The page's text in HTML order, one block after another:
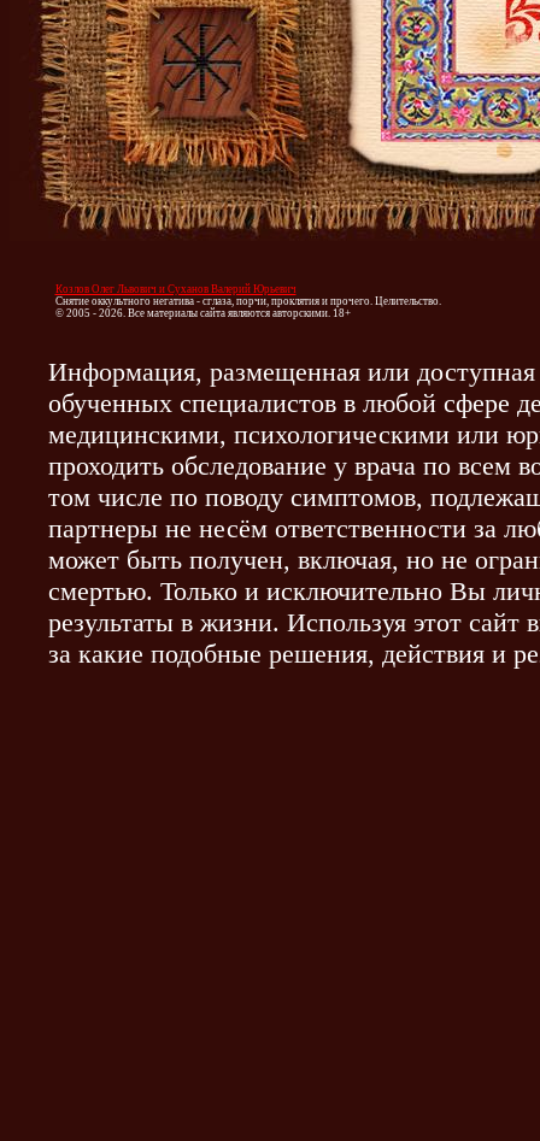
Козлов Олег Львович и Суханов Валерий Юрьевич
Снятие оккультного негатива - сглаза, порчи, проклятия и прочего. Целительство.
© 2005 - 2026. Все материалы сайта являются авторскими. 18+
Информация, размещенная или
обученных специалистов в любой сфере
медицинскими, психологическими или
проходить обследование у врача по
том числе по поводу симптомов,
партнеры не несём ответственности за
может быть получен, включая, но не
смертью. Только и исключительно Вы
результаты в жизни. Используя этот сайт
за какие подобные решения, действия и